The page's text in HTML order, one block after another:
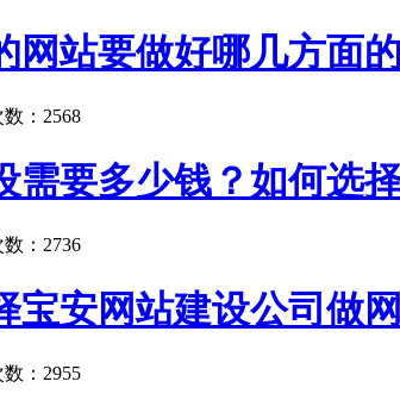
网站要做好哪几方面
：2568
需要多少钱？如何选
：2736
宝安网站建设公司做
：2955